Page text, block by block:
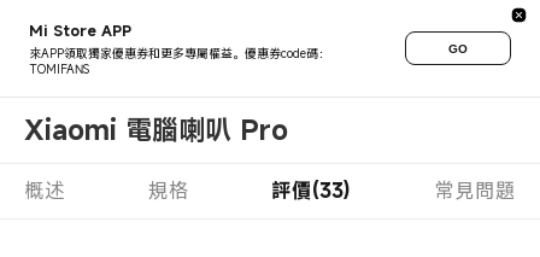
Mi Store APP
來APP領取獨家優惠券和更多專屬權益。優惠券code碼：
TOMIFANS
GO
Xiaomi 電腦喇叭 Pro
概述 規格 評價(33) 常見問題